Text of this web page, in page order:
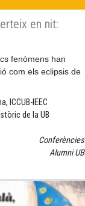
en nit:
fenòmens han
com els eclipsis de
ICCUB-IEEC
de la UB
Conferències
Alumni UB